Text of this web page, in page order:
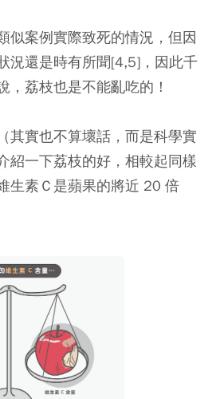
似案例實際致死的情況，但因
況還是時有所聞[4,5]，因此千
，荔枝也是不能亂吃的！
其實也不算壞話，而是科學實
紹一下荔枝的好，相較起同樣
生素Ｃ是蘋果的將近 20 倍